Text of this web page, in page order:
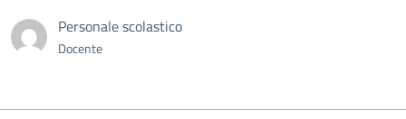
Personale scolastico
Docente